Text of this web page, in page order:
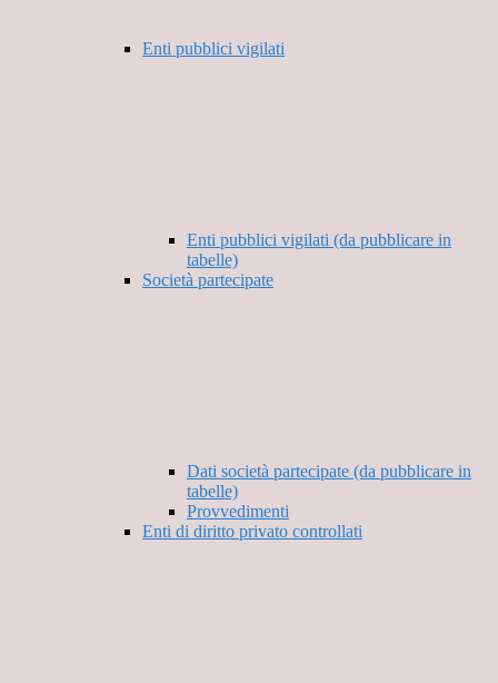
Enti pubblici vigilati
Enti pubblici vigilati (da pubblicare in
tabelle)
Società partecipate
Dati società partecipate (da pubblicare in
tabelle)
Provvedimenti
Enti di diritto privato controllati